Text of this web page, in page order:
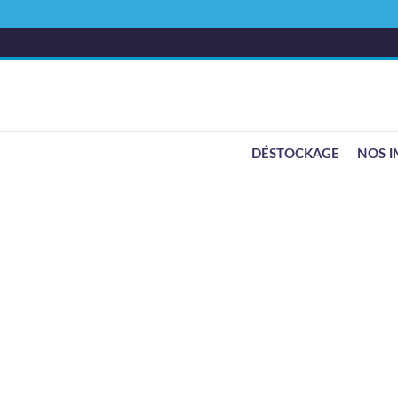
DÉSTOCKAGE NOS